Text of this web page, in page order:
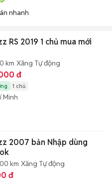
nhanh
RS 2019 1 chủ mua mới
km Xăng Tự động
đ
1 chủ
Minh
Nhập dùng
km Xăng Tự động
đ